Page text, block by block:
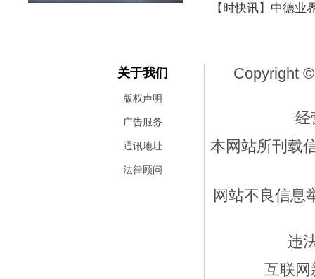
【时快讯】中德
关于我们
版权声明
广告服务
通讯地址
法律顾问
Copyright
经
本网站所刊载
网站不良信息
违
互联网